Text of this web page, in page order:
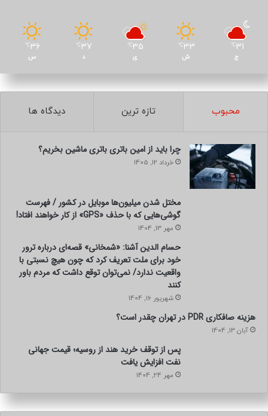
31
℃
ج
33
℃
ش
35
℃
ی
37
℃
د
36
℃
س
محبوب تازه ترین دیدگاه ها
چرا باید از امین باتری باتری ماشین بخریم؟
خرداد 12, 1405
مختل شدن میلیون‌ها موبایل در کشور / فهرست
گوشی‌هایی که با حذف «GPS» از کار خواهند افتاد!
مهر 13, 1404
حسام الدین آشنا: «شمخانی» قصه‌ای درباره ترور
خود برای ملت تعریف کرد که چون هیچ نسبتی با
واقعیت ندارد/ نمی‌توان توقع داشت که مردم باور
کنند
شهریور 16, 1404
هزینه صافکاری PDR در تهران چقدر است؟
آبان 13, 1404
پس از توقف خرید هند از روسیه؛ قیمت جهانی
نفت افزایش یافت
مهر 24, 1404